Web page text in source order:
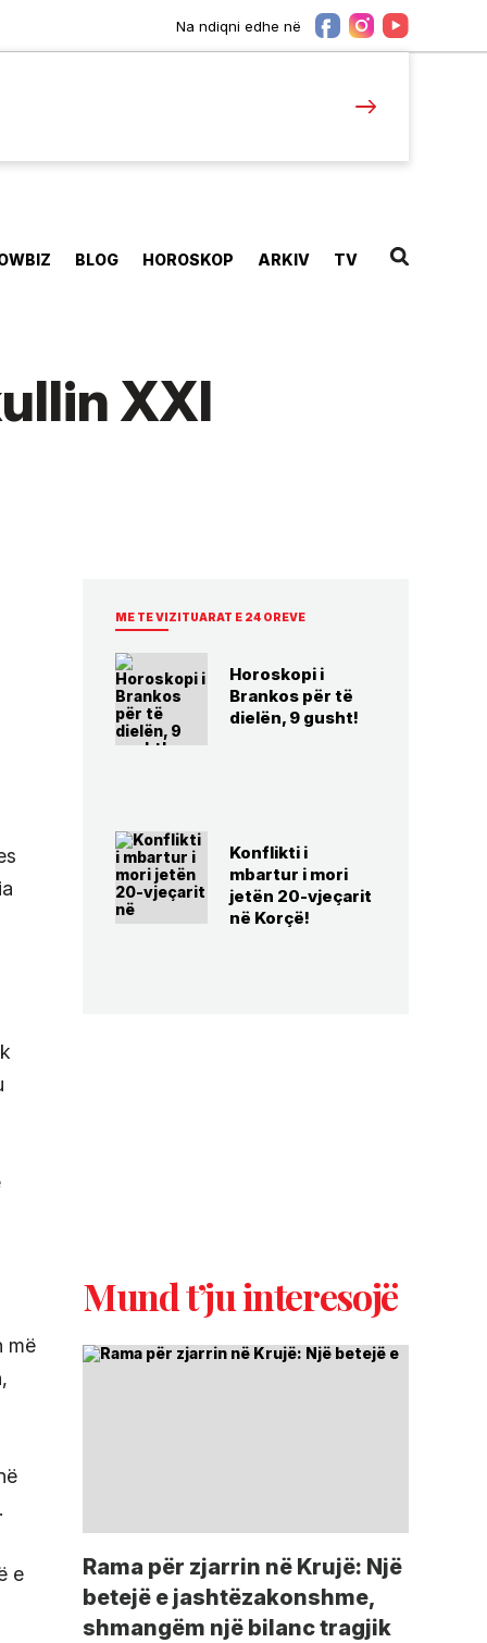
Na ndiqni edhe në
BLOG HOROSKOP ARKIV TV
XXI
më
e
ME TE VIZITUARAT E 24 OREVE
Horoskopi i
Brankos për të
dielën, 9 gusht!
Konflikti i
mbartur i mori
jetën 20-vjeçarit
në Korçë!
Mund t’ju interesojë
Rama për zjarrin në Krujë: Një
betejë e jashtëzakonshme,
shmangëm një bilanc tragjik